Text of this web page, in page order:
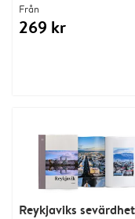
Från
269 kr
Reykjaviks